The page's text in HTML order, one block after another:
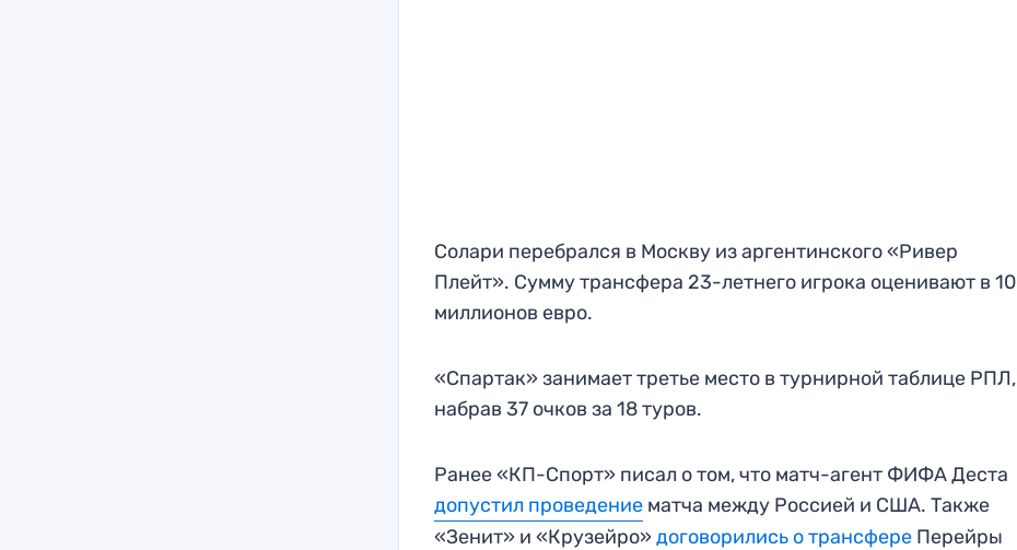
Солари перебрался в Москву из аргентинского «Ривер
Плейт». Сумму трансфера 23-летнего игрока оценивают в 10
миллионов евро.
«Спартак» занимает третье место в турнирной таблице РПЛ,
набрав 37 очков за 18 туров.
Ранее «КП-Спорт» писал о том, что матч-агент ФИФА Деста
допустил проведение матча между Россией и США. Также
«Зенит» и «Крузейро»договорились о трансфере Перейры